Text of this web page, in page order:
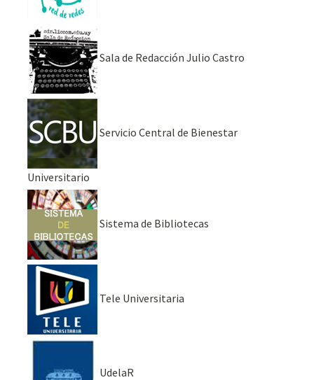
Sala de Redacción Julio Castro
Servicio Central de Bienestar
Universitario
Sistema de Bibliotecas
Tele Universitaria
UdelaR